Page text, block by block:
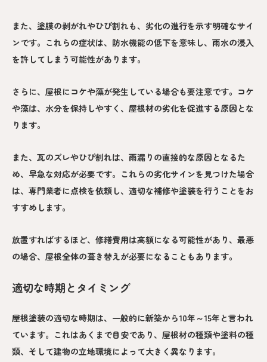
また、塗膜の剥がれやひび割れも、劣化の進行を示す明確なサイ
ンです。これらの症状は、防水機能の低下を意味し、雨水の浸入
を許してしまう可能性があります。
さらに、屋根にコケや藻が発生している場合も要注意です。コケ
や藻は、水分を保持しやすく、屋根材の劣化を促進する原因とな
ります。
また、瓦のズレやひび割れは、雨漏りの直接的な原因となるた
め、早急な対応が必要です。これらの劣化サインを見つけた場合
は、専門業者に点検を依頼し、適切な補修や塗装を行うことをお
すすめします。
放置すればするほど、修繕費用は高額になる可能性があり、最悪
の場合、屋根全体の葺き替えが必要になることもあります。
適切な時期とタイミング
屋根塗装の適切な時期は、一般的に新築から10年～15年と言われ
ています。これはあくまで目安であり、屋根材の種類や塗料の種
類、そして建物の立地環境によって大きく異なります。